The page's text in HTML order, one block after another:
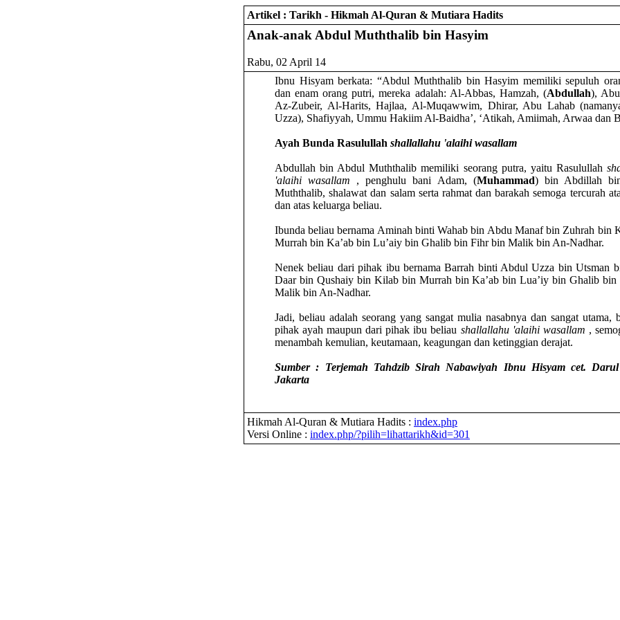
Artikel : Tarikh - Hikmah Al-Quran & Mutiara Hadits
Anak-anak Abdul Muththalib bin Hasyim
Rabu, 02 April 14
Ibnu Hisyam berkata: “Abdul Muththalib bin Hasyim memiliki sepuluh
dan enam orang putri, mereka adalah: Al-Abbas, Hamzah, (Abdullah),
Az-Zubeir, Al-Harits, Hajlaa, Al-Muqawwim, Dhirar, Abu Lahab
Uzza), Shafiyyah, Ummu Hakiim Al-Baidha’, ‘Atikah, Amiimah, Arwaa dan
Ayah Bunda Rasulullah shallallahu 'alaihi wasallam
Abdullah bin Abdul Muththalib memiliki seorang putra, yaitu Rasulullah
'alaihi wasallam , penghulu bani Adam, (Muhammad) bin Abdillah
Muththalib, shalawat dan salam serta rahmat dan barakah semoga tercurah
dan atas keluarga beliau.
Ibunda beliau bernama Aminah binti Wahab bin Abdu Manaf bin Zuhrah bin
Murrah bin Ka’ab bin Lu’aiy bin Ghalib bin Fihr bin Malik bin An-Nadhar.
Nenek beliau dari pihak ibu bernama Barrah binti Abdul Uzza bin Utsman
Daar bin Qushaiy bin Kilab bin Murrah bin Ka’ab bin Lua’iy bin Ghalib
Malik bin An-Nadhar.
Jadi, beliau adalah seorang yang sangat mulia nasabnya dan sangat utama,
pihak ayah maupun dari pihak ibu beliau shallallahu 'alaihi wasallam ,
menambah kemulian, keutamaan, keagungan dan ketinggian derajat.
Sumber : Terjemah Tahdzib Sirah Nabawiyah Ibnu Hisyam cet.
Jakarta
Hikmah Al-Quran & Mutiara Hadits : index.php
Versi Online : index.php/?pilih=lihattarikh&id=301